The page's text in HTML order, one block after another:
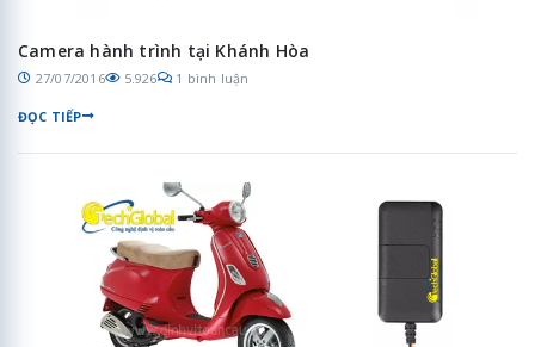
Camera hành trình tại Khánh Hòa
27/07/2016 5.926 1 bình luận
ĐỌC TIẾP